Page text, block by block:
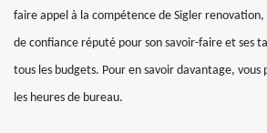
faire appel à la compétence de Sigler
de confiance réputé pour son savoir-faire et ses
tous les budgets. Pour en savoir davantage, vous
les heures de bureau.